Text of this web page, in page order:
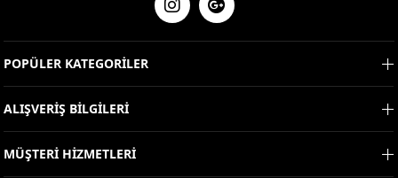
POPÜLER KATEGORİLER
ALIŞVERİŞ BİLGİLERİ
MÜŞTERİ HİZMETLERİ